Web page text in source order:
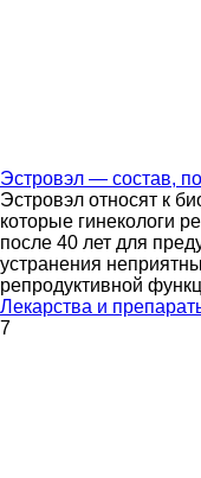
Эстровэл — состав,
Эстровэл относят к
которые гинекологи
после 40 лет для
устранения
репродуктивной
Лекарства и
7